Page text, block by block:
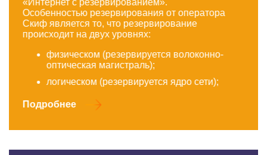
Особенностью резервирования от оператора
Скиф является то, что резервирование
происходит на двух уровнях:
физическом (резервируется волоконно-
оптическая магистраль);
логическом (резервируется ядро сети);
Подробнее